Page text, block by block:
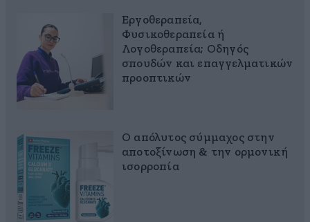
Εργοθεραπεία,
Φυσικοθεραπεία ή
Λογοθεραπεία; Οδηγός
σπουδών και επαγγελματικών
προοπτικών
Ο απόλυτος σύμμαχος στην
αποτοξίνωση & την ορμονική
ισορροπία